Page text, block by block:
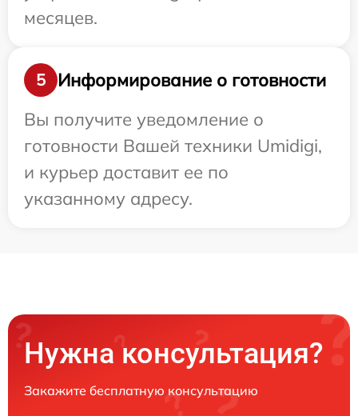
месяцев.
5
Информирование о готовности
Вы получите уведомление о
готовности Вашей техники Umidigi,
и курьер доставит ее по
указанному адресу.
Нужна консультация?
Закажите бесплатную консультацию